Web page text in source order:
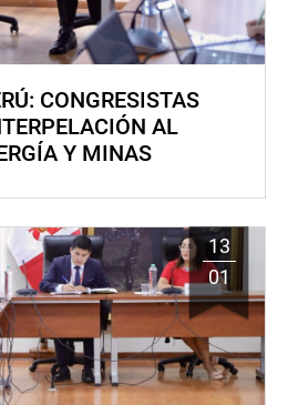
CONGRESISTAS
AL
Y MINAS
13
01